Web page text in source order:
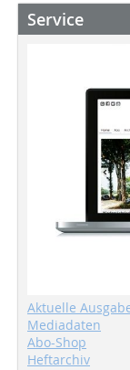
Service
Aktuelle
Mediadaten
Abo-Shop
Heftarchiv